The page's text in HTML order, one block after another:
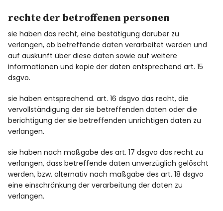
rechte der betroffenen personen
sie haben das recht, eine bestätigung darüber zu
verlangen, ob betreffende daten verarbeitet werden und
auf auskunft über diese daten sowie auf weitere
informationen und kopie der daten entsprechend art. 15
dsgvo.
sie haben entsprechend. art. 16 dsgvo das recht, die
vervollständigung der sie betreffenden daten oder die
berichtigung der sie betreffenden unrichtigen daten zu
verlangen.
sie haben nach maßgabe des art. 17 dsgvo das recht zu
verlangen, dass betreffende daten unverzüglich gelöscht
werden, bzw. alternativ nach maßgabe des art. 18 dsgvo
eine einschränkung der verarbeitung der daten zu
verlangen.